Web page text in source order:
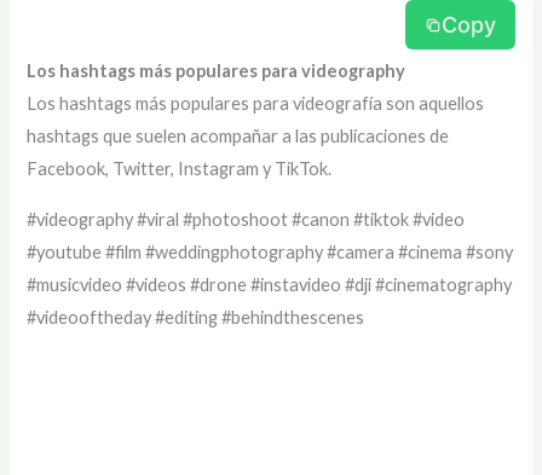
Copy
Los hashtags más populares para videography
Los hashtags más populares para videografía son aquellos
hashtags que suelen acompañar a las publicaciones de
Facebook, Twitter, Instagram y TikTok.
#videography #viral #photoshoot #canon #tiktok #video
#youtube #film #weddingphotography #camera #cinema #sony
#musicvideo #videos #drone #instavideo #dji #cinematography
#videooftheday #editing #behindthescenes